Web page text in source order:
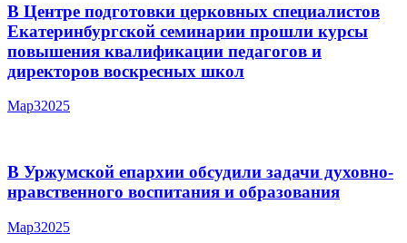
В Центре подготовки церковных специалистов
Екатеринбургской семинарии прошли курсы
повышения квалификации педагогов и
директоров воскресных школ
Мар32025
В Уржумской епархии обсудили задачи духовно-
нравственного воспитания и образования
Мар32025